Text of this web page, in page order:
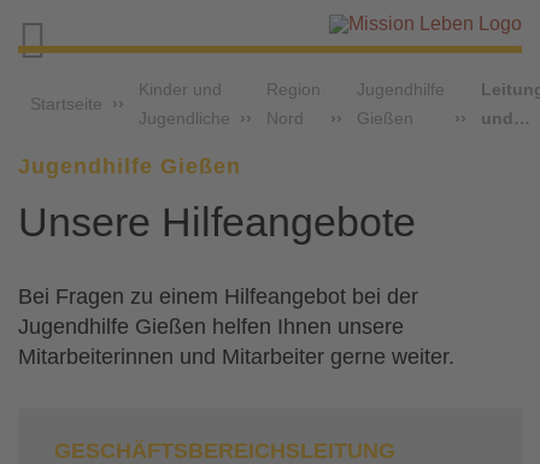

Startseite
Kinder und
Jugendliche
Region
Nord
Jugendhilfe
Gießen
und…
Jugendhilfe Gießen
Unsere Hilfeangebote
Bei Fragen zu einem Hilfeangebot bei der
Jugendhilfe Gießen helfen Ihnen unsere
Mitarbeiterinnen und Mitarbeiter gerne weiter.
GESCHÄFTSBEREICHSLEITUNG